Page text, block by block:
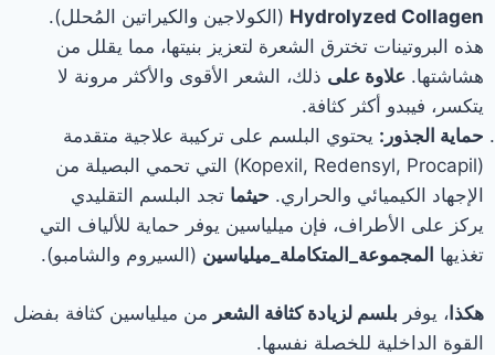
Hydrolyzed Collagen (الكولاجين والكيراتين المُحلل).
هذه البروتينات تخترق الشعرة لتعزيز بنيتها، مما يقلل من
هشاشتها. علاوة على ذلك، الشعر الأقوى والأكثر مرونة لا
يتكسر، فيبدو أكثر كثافة.
حماية الجذور: يحتوي البلسم على تركيبة علاجية متقدمة
(Kopexil, Redensyl, Procapil) التي تحمي البصيلة من
الإجهاد الكيميائي والحراري. حيثما تجد البلسم التقليدي
يركز على الأطراف، فإن ميلياسين يوفر حماية للألياف التي
تغذيها المجموعة_المتكاملة_ميلياسين (السيروم والشامبو).
هكذا، يوفر بلسم لزيادة كثافة الشعر من ميلياسين كثافة بفضل
القوة الداخلية للخصلة نفسها.